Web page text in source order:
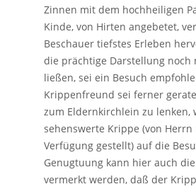
Zinnen mit dem hochheiligen
Kinde, von Hirten angebetet,
Beschauer tiefstes Erleben
die prächtige Darstellung noch
ließen, sei ein Besuch
Krippenfreund sei ferner
zum Eldernkirchlein zu lenken,
sehenswerte Krippe (von Herrn
Verfügung gestellt) auf die
Genugtuung kann hier auch
vermerkt werden, daß der